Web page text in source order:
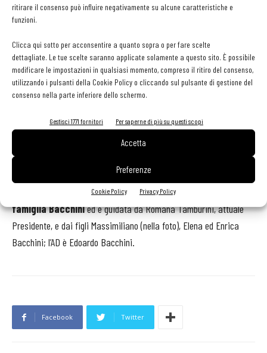
ritirare il consenso può influire negativamente su alcune caratteristiche e
funzioni.
Clicca qui sotto per acconsentire a quanto sopra o per fare scelte
dettagliate. Le tue scelte saranno applicate solamente a questo sito. È possibile
modificare le impostazioni in qualsiasi momento, compreso il ritiro del consenso,
utilizzando i pulsanti della Cookie Policy o cliccando sul pulsante di gestione del
consenso nella parte inferiore dello schermo.
Gestisci 1771 fornitori Per saperne di più su questi scopi
Accetta
Preferenze
Cookie Policy Privacy Policy
sempre nel canale food service – core business dell’azienda. Si
mercati target più interessanti come USA, Canada, alcune aeree del
Far East. Con l’obiettivo di essere sempre più una azienda
multicanale, proseguirà infine l’allargamento della linea “Piacere
Mio”. Si tratta del primo brand di Surgital dedicato ai piatti pronti e
gdo.
Un'azienda italiana
Fondata nel 1980, Surgitalè controllata interamente dalla
famiglia Bacchinied è guidata da Romana Tamburini, attuale
Presidente, e dai figli Massimiliano (nella foto), Elena ed Enrica
Bacchini; l’AD è Edoardo Bacchini.
Facebook Twitter